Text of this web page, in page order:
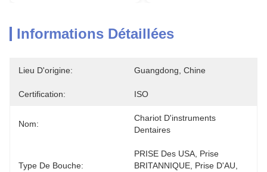
Informations Détaillées
Lieu D'origine: Guangdong, Chine
Certification: ISO
Nom:
Chariot D'instruments
Dentaires
Type De Bouche:
PRISE Des USA, Prise
BRITANNIQUE, Prise D'AU,